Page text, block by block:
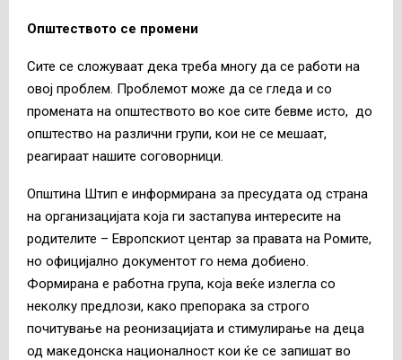
Општеството се промени
Сите се сложуваат дека треба многу да се работи на
овој проблем. Проблемот може да се гледа и со
промената на општеството во кое сите бевме исто, до
општество на различни групи, кои не се мешаат,
реагираат нашите соговорници.
Општина Штип е информирана за пресудата од страна
на организацијата која ги застапува интересите на
родителите – Европскиот центар за правата на Ромите,
но официјално документот го нема добиено.
Формирана е работна група, која веќе излегла со
неколку предлози, како препорака за строго
почитување на реонизацијата и стимулирање на деца
од македонска националност кои ќе се запишат во